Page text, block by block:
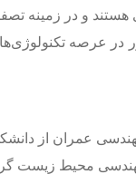
هستند و در زمینه
عمران از
محیط زیست